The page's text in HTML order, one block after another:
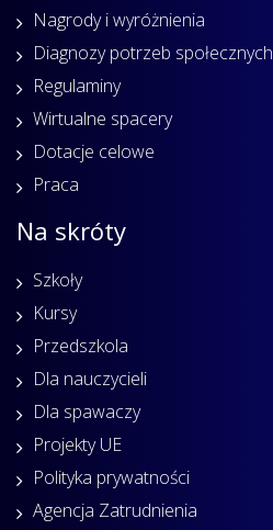
Nagrody i wyróżnienia
Diagnozy potrzeb społecznych
Regulaminy
Wirtualne spacery
Dotacje celowe
Praca
Na skróty
Szkoły
Kursy
Przedszkola
Dla nauczycieli
Dla spawaczy
Projekty UE
Polityka prywatności
Agencja Zatrudnienia